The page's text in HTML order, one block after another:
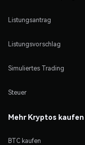
Listungsantrag
Listungsvorschlag
Simuliertes Trading
Steuer
Mehr Kryptos kaufen
BTC kaufen